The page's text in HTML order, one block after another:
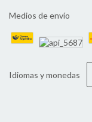
Medios de envío
Idiomas y monedas